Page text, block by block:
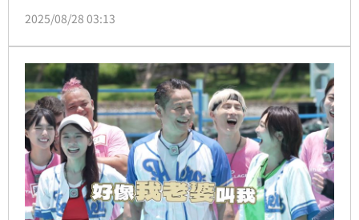
嶼。傳說台灣本島的地形宛如一條龍，中央山脈是龍的
珠」的美譽！如此神秘的地方，讓眾人急忙追問是否能
登島，老闆爽快回應：「當然可以！」瞬間讓大家驚喜
不已。蔡維歆
2025/08/28 03:13